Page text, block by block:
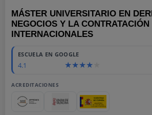
MÁSTER UNIVERSITARIO EN
NEGOCIOS Y LA CONTRATACIÓN
INTERNACIONALES
ESCUELA EN GOOGLE
4.1
ACREDITACIONES